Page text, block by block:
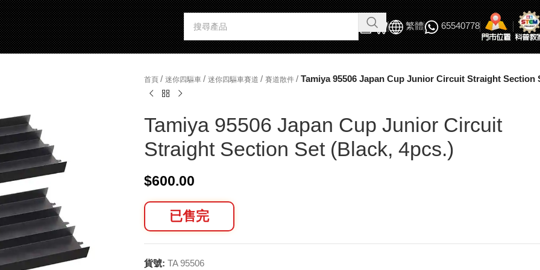
繁體 65540778
首頁 / 迷你四驅車 / 迷你四驅車賽道 / 賽道散件 / Tamiya 95506 Japan Cup Junior Circuit Straight Section
Tamiya 95506 Japan Cup Junior Circuit
Straight Section Set (Black, 4pcs.)
$600.00
已售完
貨號: TA 95506